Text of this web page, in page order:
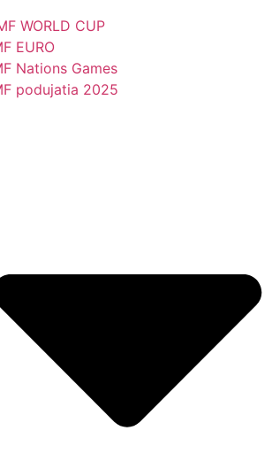
WORLD CUP
EURO
Nations Games
podujatia 2025